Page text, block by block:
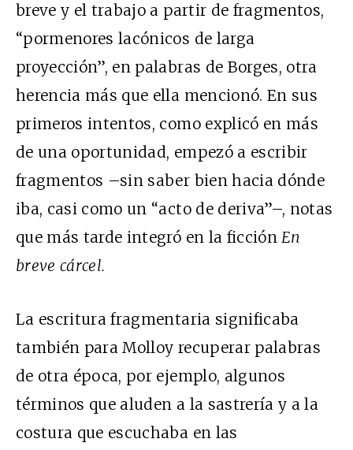
breve y el trabajo a partir de fragmentos,
“pormenores lacónicos de larga
proyección”, en palabras de Borges, otra
herencia más que ella mencionó. En sus
primeros intentos, como explicó en más
de una oportunidad, empezó a escribir
fragmentos –sin saber bien hacia dónde
iba, casi como un “acto de deriva”–, notas
que más tarde integró en la ficciónEn
breve cárcel.
La escritura fragmentaria significaba
también para Molloy recuperar palabras
de otra época, por ejemplo, algunos
términos que aluden a la sastrería y a la
costura que escuchaba en las